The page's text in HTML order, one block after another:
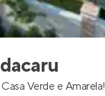
Verde e Amarela!